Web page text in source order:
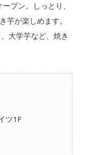
プン。しっとり、
芋が楽しめます。
大学芋など、焼き
ツ1F